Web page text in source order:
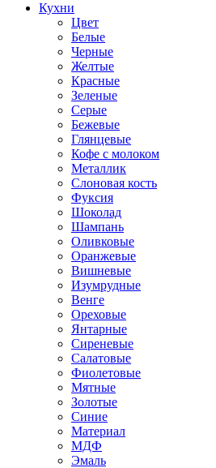
Кухни
Цвет
Белые
Черные
Желтые
Красные
Зеленые
Серые
Бежевые
Глянцевые
Кофе с молоком
Металлик
Слоновая кость
Фуксия
Шоколад
Шампань
Оливковые
Оранжевые
Вишневые
Изумрудные
Венге
Ореховые
Янтарные
Сиреневые
Салатовые
Фиолетовые
Мятные
Золотые
Синие
Материал
МДФ
Эмаль